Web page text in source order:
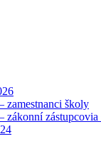
zamestnanci školy
zákonní zástupcovia